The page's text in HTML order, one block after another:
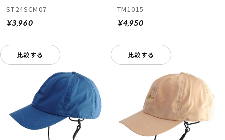
ST24SCM07
¥3,960
比較する
TM1015
¥4,950
比較する